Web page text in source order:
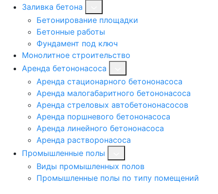
Заливка бетона
Бетонирование площадки
Бетонные работы
Фундамент под ключ
Монолитное строительство
Аренда бетононасоса
Аренда стационарного бетононасоса
Аренда малогабаритного бетононасоса
Аренда стреловых автобетононасосов
Аренда поршневого бетононасоса
Аренда линейного бетононасоса
Аренда растворонасоса
Промышленные полы
Виды промышленных полов
Промышленные полы по типу помещений